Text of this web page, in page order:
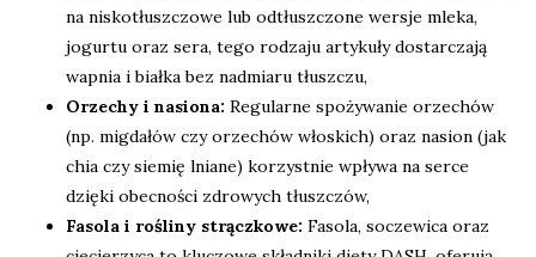
na niskotłuszczowe lub odtłuszczone wersje mleka,
jogurtu oraz sera, tego rodzaju artykuły dostarczają
wapnia i białka bez nadmiaru tłuszczu,
Orzechy i nasiona: Regularne spożywanie orzechów
(np. migdałów czy orzechów włoskich) oraz nasion (jak
chia czy siemię lniane) korzystnie wpływa na serce
dzięki obecności zdrowych tłuszczów,
Fasola i rośliny strączkowe: Fasola, soczewica oraz